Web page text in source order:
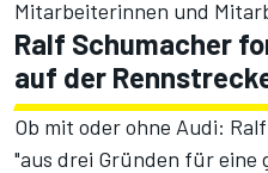
Mitarbeiterinnen und
Ralf Schumacher
auf der
Ob mit oder ohne Audi:
"aus drei Gründen für eine